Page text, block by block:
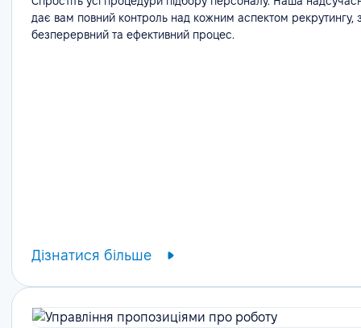
дає вам повний контроль над кожним аспектом рекрутингу,
безперервний та ефективний процес.
Дізнатися більше